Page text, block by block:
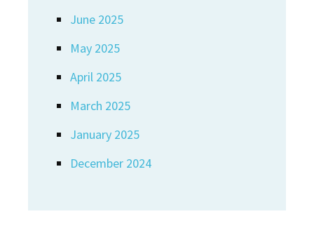
June 2025
May 2025
April 2025
March 2025
January 2025
December 2024